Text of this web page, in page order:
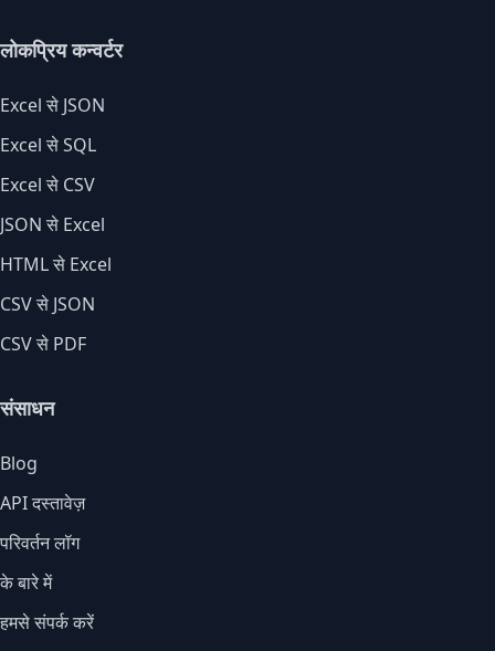
लोकप्रिय कन्वर्टर
Excel से JSON
Excel से SQL
Excel से CSV
JSON से Excel
HTML से Excel
CSV से JSON
CSV से PDF
संसाधन
Blog
API दस्तावेज़
परिवर्तन लॉग
के बारे में
हमसे संपर्क करें